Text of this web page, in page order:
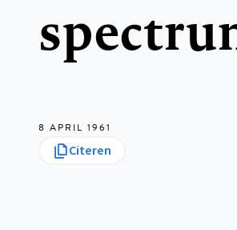
8 APRIL 1961
Citeren